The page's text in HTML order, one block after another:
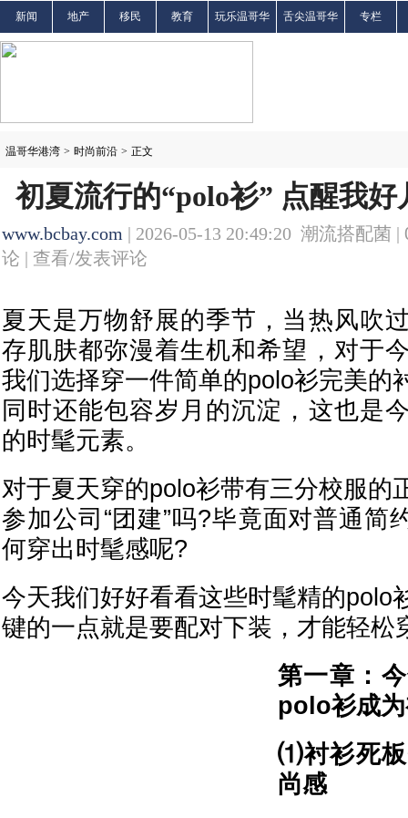
新闻 地产 移民 教育 玩乐温哥华 舌尖温哥华 专栏
温哥华港湾 > 时尚前沿 > 正文
初夏流行的“polo衫” 点醒我
www.bcbay.com | 2026-05-13 20:49:20 潮流搭配菌 |
论 | 查看/发表评论
夏天是万物舒展的季节，当热风吹
存肌肤都弥漫着生机和希望，对于
我们选择穿一件简单的polo衫完美的
同时还能包容岁月的沉淀，这也是
的时髦元素。
对于夏天穿的polo衫带有三分校服的
参加公司“团建”吗?毕竟面对普通简
何穿出时髦感呢?
今天我们好好看看这些时髦精的polo
键的一点就是要配对下装，才能轻松
第一章：
polo衫成
⑴衬衫死板
尚感